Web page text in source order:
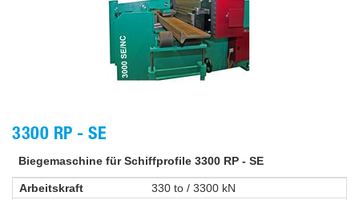
3300 RP - SE
Biegemaschine für Schiffprofile 3300 RP - SE
Arbeitskraft
330 to / 3300 kN